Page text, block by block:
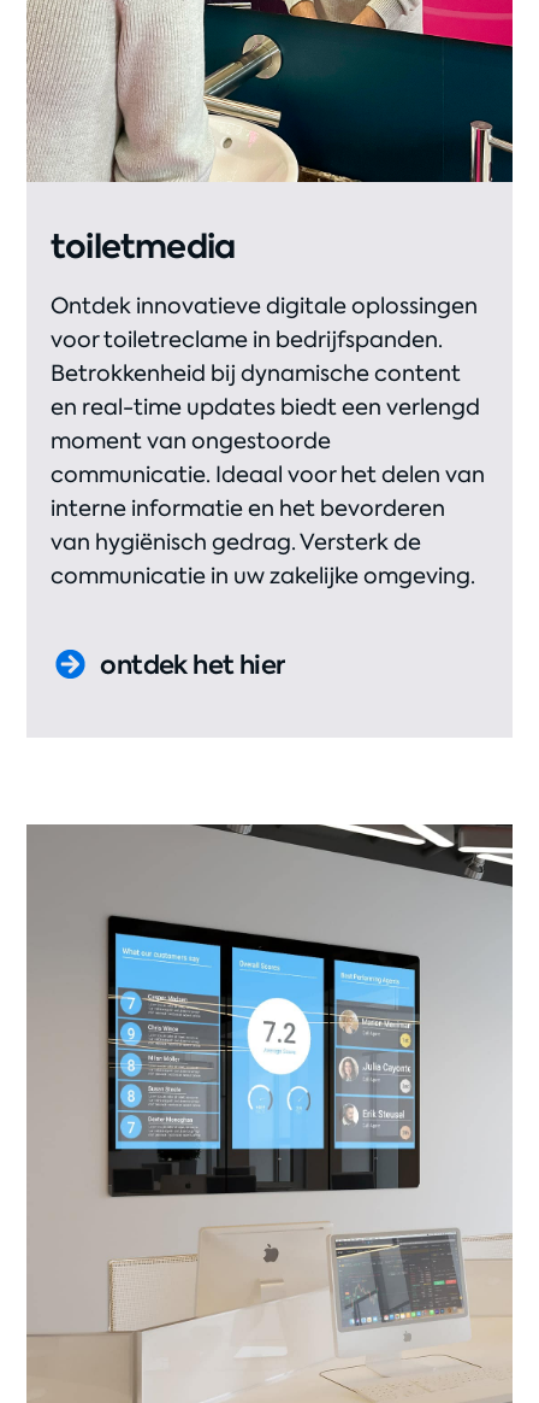
toiletmedia
Ontdek innovatieve digitale oplossingen
voor toiletreclame in bedrijfspanden.
Betrokkenheid bij dynamische content
en real-time updates biedt een verlengd
moment van ongestoorde
communicatie. Ideaal voor het delen van
interne informatie en het bevorderen
van hygiënisch gedrag. Versterk de
communicatie in uw zakelijke omgeving.
ontdek het hier